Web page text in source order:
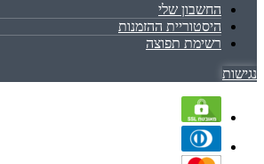
החשבון שלי
היסטוריית ההזמנות
רשימת תפוצה
נגישות